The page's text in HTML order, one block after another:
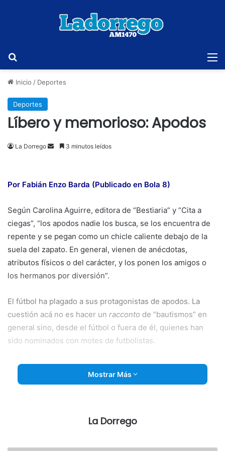
Inicio / Deportes
Deportes
Líbero y memorioso: Apodos
La Dorrego
Send3 minutos leídos
Por Fabián Enzo Barda (Publicado en Bola 8)
Según Carolina Aguirre, editora de “Bestiaria” y “Cita a
ciegas”, “los apodos nadie los busca, se los encuentra de
repente y se pegan como un chicle caliente debajo de la
suela del zapato. En general, vienen de anécdotas,
atributos físicos o del carácter, y los ponen los amigos o
los hermanos por diversión”.
El fútbol ha plagado a sus protagonistas de apodos. La
cuestión acá no es hacer un racconto de “bautismos” en
general sino, desde el fútbol o fuera de él, quienes han
sido nominados con motes de futbolistas.
Algunos de ellos por el parecido físico, la asociación del
apellido con un grande del fútbol, el fanatismo por
identidad a punto tal que de muchos de ellos jamás
Mostrar Más
La Dorrego